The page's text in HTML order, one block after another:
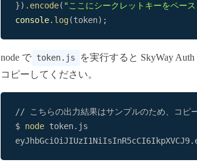
}) . encode( "ここにシークレットキーをペー
console. log(token) ;
node で token.js
を実行すると SkyWay
コピーしてください。
$ node